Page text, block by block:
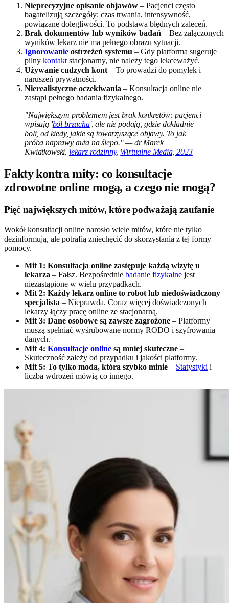
Nieprecyzyjne opisanie objawów – Pacjenci często
bagatelizują szczegóły: czas trwania, intensywność,
powiązane dolegliwości. To podstawa błędnych zaleceń.
Brak dokumentów lub wyników badań – Bez załączonych
wyników lekarz nie ma pełnego obrazu sytuacji.
Ignorowanie ostrzeżeń systemu – Gdy platforma sugeruje
pilny kontakt stacjonarny, nie należy tego lekceważyć.
Używanie cudzych kont – To prowadzi do pomyłek i
naruszeń prywatności.
Nierealistyczne oczekiwania – Konsultacja online nie
zastąpi pełnego badania fizykalnego.
"Największym problemem jest brak konkretów: pacjenci
wpisują 'ból brzucha', ale nie podają, gdzie dokładnie
boli, od kiedy, jakie są towarzyszące objawy. To jak
próba naprawy auta na ślepo." — dr Marek
Kwiatkowski, lekarz rodzinny, Wirtualne Media, 2023
Fakty kontra mity: co konsultacje
zdrowotne online mogą, a czego nie mogą?
Pięć największych mitów, które podważają zaufanie
Wokół konsultacji online narosło wiele mitów, które nie tylko
dezinformują, ale potrafią zniechęcić do skorzystania z tej formy
pomocy.
Mit 1: Konsultacja online zastępuje każdą wizytę u
lekarza – Fałsz. Bezpośrednie badanie fizykalne jest
niezastąpione w wielu przypadkach.
Mit 2: Każdy lekarz online to robot lub niedoświadczony
specjalista – Nieprawda. Coraz więcej doświadczonych
lekarzy łączy pracę online ze stacjonarną.
Mit 3: Dane osobowe są zawsze zagrożone – Platformy
muszą spełniać wyśrubowane normy RODO i szyfrowania
danych.
Mit 4: Konsultacje online są mniej skuteczne –
Skuteczność zależy od przypadku i jakości platformy.
Mit 5: To tylko moda, która szybko minie – Statystyki i
liczba wdrożeń mówią co innego.